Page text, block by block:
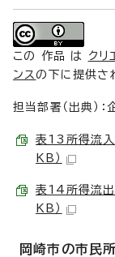
この 作品 は クリ
ンスの下に提供さ
担当部署（出典）：
表13所得流
KB）
表14所得流
KB）
岡崎市の市